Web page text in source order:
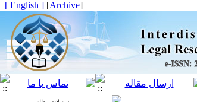
[
Archive
]
[ English ]